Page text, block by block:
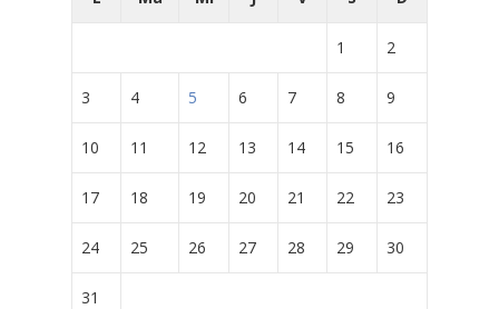
1 2
3 4 5 6 7 8 9
10 11 12 13 14 15 16
17 18 19 20 21 22 23
24 25 26 27 28 29 30
31